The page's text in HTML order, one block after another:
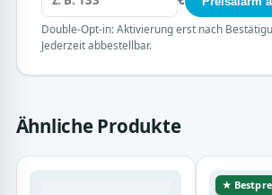
Double-Opt-in: Aktivierung erst nach
Jederzeit abbestellbar.
Ähnliche Produkte
★